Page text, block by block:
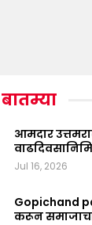
आमदार
Jul 16, 2026
Gopichand
करून